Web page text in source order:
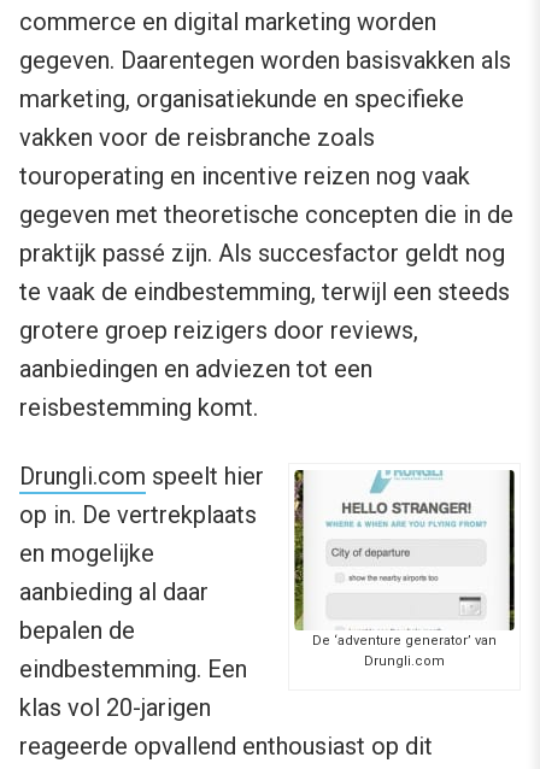
commerce en digital marketing worden
gegeven. Daarentegen worden basisvakken als
marketing, organisatiekunde en specifieke
vakken voor de reisbranche zoals
touroperating en incentive reizen nog vaak
gegeven met theoretische concepten die in de
praktijk passé zijn. Als succesfactor geldt nog
te vaak de eindbestemming, terwijl een steeds
grotere groep reizigers door reviews,
aanbiedingen en adviezen tot een
reisbestemming komt.
De ‘adventure generator’ van
Drungli.com
Drungli.com speelt hier
op in. De vertrekplaats
en mogelijke
aanbieding al daar
bepalen de
eindbestemming. Een
klas vol 20-jarigen
reageerde opvallend enthousiast op dit